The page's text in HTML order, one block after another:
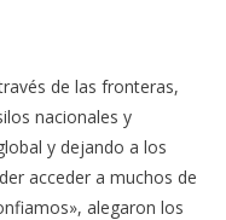
de las fronteras,
nacionales y
y dejando a los
acceder a muchos de
alegaron los